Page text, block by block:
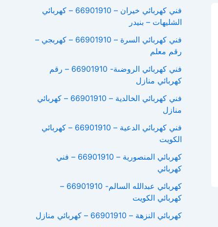
فني كهربائي خيران – 66901910 – كهربائي
الشليهات – بنيدر
فني كهربائي السرة – 66901910 – كهربجي –
رقم معلم
فني كهربائي الروضىة- 66901910 – رقم
كهربائي منازل
فني كهربائي الخالدية – 66901910 – كهربائي
منازل
فني كهربائي الدعية – 66901910 – كهربائي
الكويت
كهربائي المنصورية – 66901910 – فني
كهربائي
كهربائي عبدالله السالم- 66901910 –
كهربائي الكويت
كهربائي النزهة – 66901910 – كهربائي منازل